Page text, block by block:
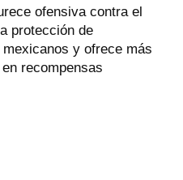
ofensiva contra el
protección de
y ofrece más
recompensas